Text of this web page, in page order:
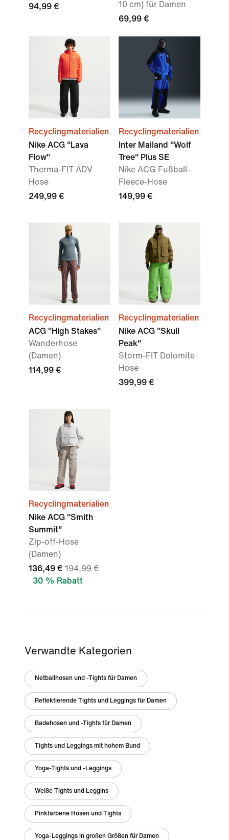
94,99 €
10 cm) für Damen
69,99 €
Recyclingmaterialien
Nike ACG "Lava
Flow"
Therma-FIT ADV
Hose
249,99 €
Recyclingmaterialien
Inter Mailand "Wolf
Tree" Plus SE
Nike ACG Fußball-
Fleece-Hose
149,99 €
Recyclingmaterialien
ACG "High Stakes"
Wanderhose
(Damen)
114,99 €
Recyclingmaterialien
Nike ACG "Skull
Peak"
Storm-FIT Dolomite
Hose
399,99 €
Recyclingmaterialien
Nike ACG "Smith
Summit"
Zip-off-Hose
(Damen)
136,49 € 194,99 €
30 % Rabatt
Verwandte Kategorien
Netballhosen und -Tights für Damen
Reflektierende Tights und Leggings für Damen
Badehosen und -Tights für Damen
Tights und Leggings mit hohem Bund
Yoga-Tights und -Leggings
Weiße Tights und Leggins
Pinkfarbene Hosen und Tights
Yoga-Leggings in großen Größen für Damen